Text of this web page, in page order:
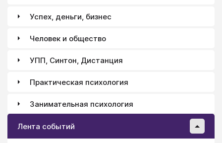
Успех, деньги, бизнес
Человек и общество
УПП, Синтон, Дистанция
Практическая психология
Занимательная психология
Лента событий